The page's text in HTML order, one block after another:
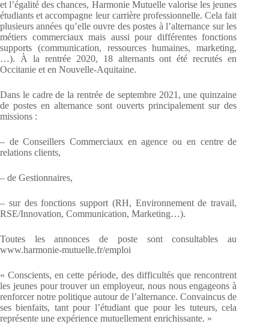
et l’égalité des chances, Harmonie Mutuelle valorise les jeunes
étudiants et accompagne leur carrière professionnelle. Cela fait
plusieurs années qu’elle ouvre des postes à l’alternance sur les
métiers commerciaux mais aussi pour différentes fonctions
supports (communication, ressources humaines, marketing,
…). À la rentrée 2020, 18 alternants ont été recrutés en
Occitanie et en Nouvelle-Aquitaine.
Dans le cadre de la rentrée de septembre 2021, une quinzaine
de postes en alternance sont ouverts principalement sur des
missions :
– de Conseillers Commerciaux en agence ou en centre de
relations clients,
– de Gestionnaires,
– sur des fonctions support (RH, Environnement de travail,
RSE/Innovation, Communication, Marketing…).
Toutes les annonces de poste sont consultables au
www.harmonie-mutuelle.fr/emploi
« Conscients, en cette période, des difficultés que rencontrent
les jeunes pour trouver un employeur, nous nous engageons à
renforcer notre politique autour de l’alternance. Convaincus de
ses bienfaits, tant pour l’étudiant que pour les tuteurs, cela
représente une expérience mutuellement enrichissante. »